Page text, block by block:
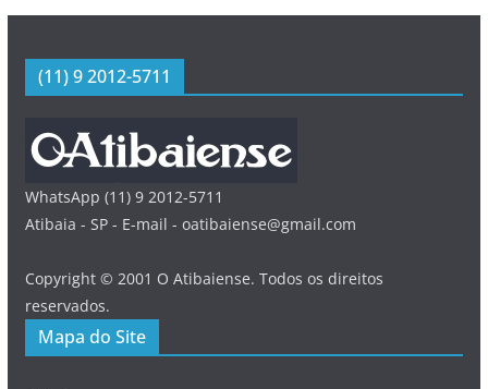
(11) 9 2012-5711
WhatsApp (11) 9 2012-5711
Atibaia - SP - E-mail - oatibaiense@gmail.com
Copyright © 2001 O Atibaiense. Todos os direitos
reservados.
Mapa do Site